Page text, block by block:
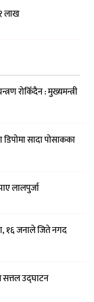
लाख
रोकिँदैन : मुख्यमन्त्री
सादा पोसाकका
लालपुर्जा
१६ जनाले जिते नगद
सत्तल उद्घाटन